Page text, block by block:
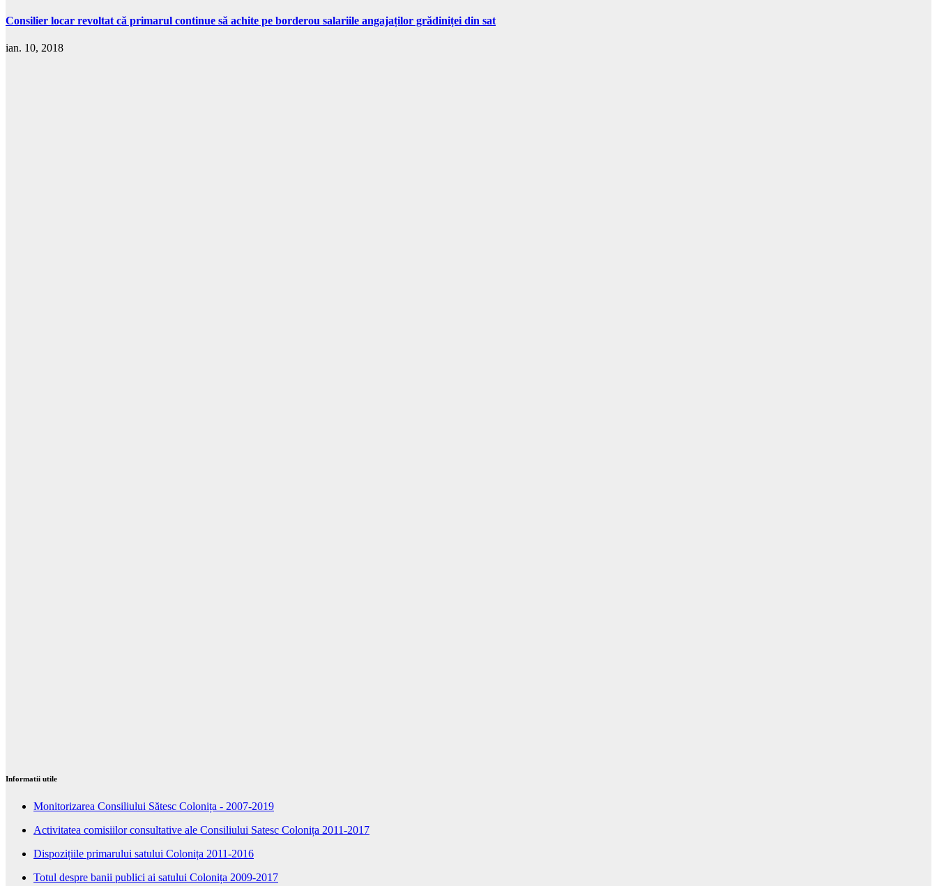
Consilier locar revoltat că primarul continue să achite pe borderou salariile angajaților grădiniței din sat
ian. 10, 2018
Informatii utile
Monitorizarea Consiliului Sătesc Colonița - 2007-2019
Activitatea comisiilor consultative ale Consiliului Satesc Colonița 2011-2017
Dispozițiile primarului satului Colonița 2011-2016
Totul despre banii publici ai satului Colonița 2009-2017